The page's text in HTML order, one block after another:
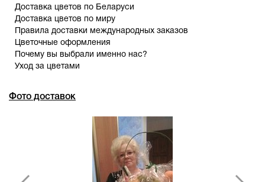
Доставка цветов по Беларуси
Доставка цветов по миру
Правила доставки международных заказов
Цветочные оформления
Почему вы выбрали именно нас?
Уход за цветами
Фото доставок